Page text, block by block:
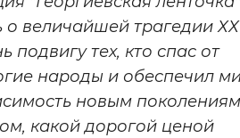
о величайшей трагедии
подвигу тех, кто спас от
народы и обеспечил
новым
какой дорогой ценой